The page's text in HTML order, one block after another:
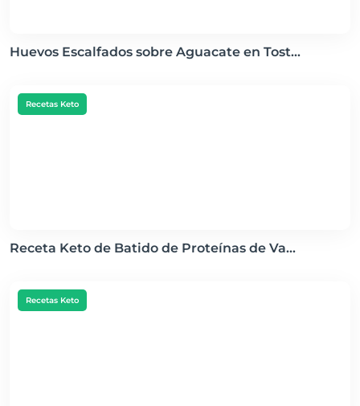
Huevos Escalfados sobre Aguacate en Tost...
Recetas Keto
Receta Keto de Batido de Proteínas de Va...
Recetas Keto